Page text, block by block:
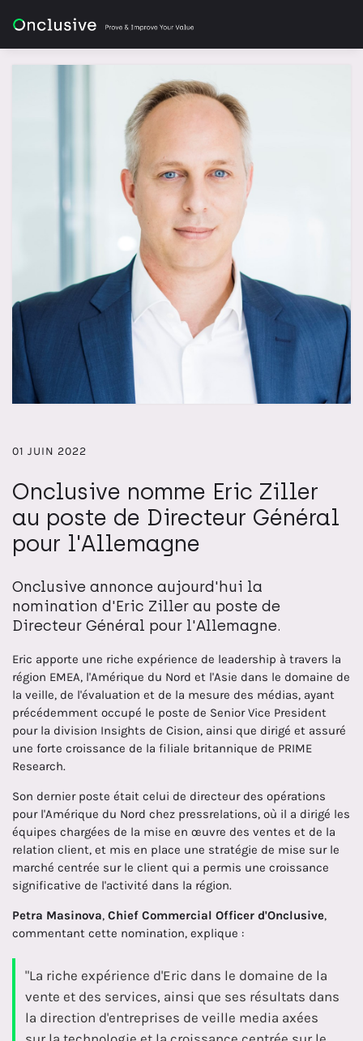
01 JUIN 2022
Onclusive nomme Eric Ziller
au poste de Directeur Général
pour l'Allemagne
Onclusive annonce aujourd'hui la
nomination d'Eric Ziller au poste de
Directeur Général pour l'Allemagne.
Eric apporte une riche expérience de leadership à travers la
région EMEA, l'Amérique du Nord et l'Asie dans le domaine de
la veille, de l'évaluation et de la mesure des médias, ayant
précédemment occupé le poste de Senior Vice President
pour la division Insights de Cision, ainsi que dirigé et assuré
une forte croissance de la filiale britannique de PRIME
Research.
Son dernier poste était celui de directeur des opérations
pour l'Amérique du Nord chez pressrelations, où il a dirigé les
équipes chargées de la mise en œuvre des ventes et de la
relation client, et mis en place une stratégie de mise sur le
marché centrée sur le client qui a permis une croissance
significative de l'activité dans la région.
Petra Masinova, Chief Commercial Officer d'Onclusive,
commentant cette nomination, explique :
"La riche expérience d'Eric dans le domaine de la
vente et des services, ainsi que ses résultats dans
la direction d'entreprises de veille media axées